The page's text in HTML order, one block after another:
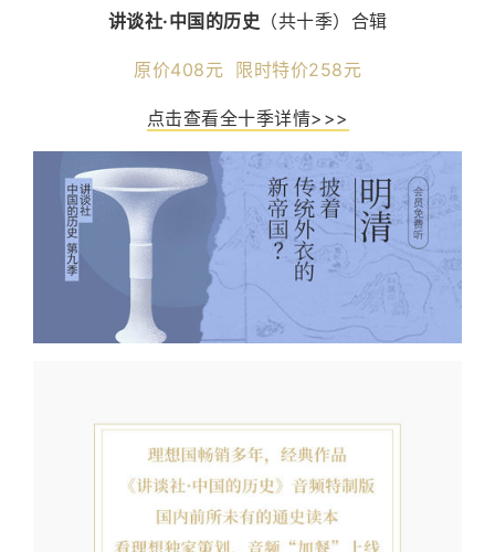
讲谈社·中国的历史 （共十季）合辑
原价408元 限时特价258元
点击查看全十季详情>>>